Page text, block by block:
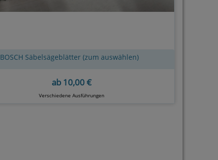
BOSCH Säbelsägeblätter (zum auswählen)
ab 10,00 €
Verschiedene Ausführungen